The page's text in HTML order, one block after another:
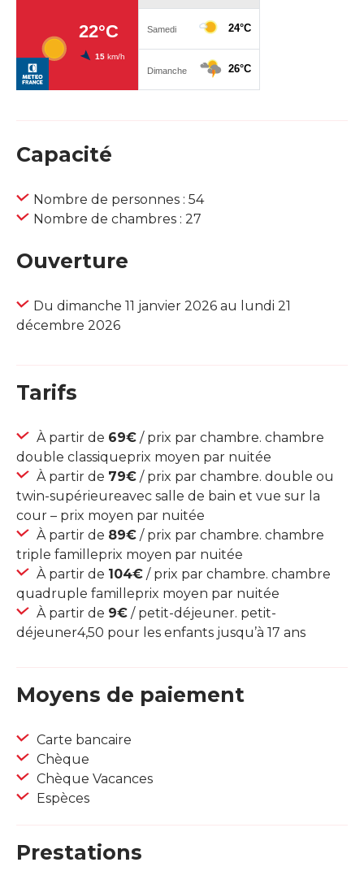
Capacité
Nombre de personnes : 54
Nombre de chambres : 27
Ouverture
Du dimanche 11 janvier 2026 au lundi 21
décembre 2026
Tarifs
À partir de 69€ / prix par chambre. chambre
double classiqueprix moyen par nuitée
À partir de 79€ / prix par chambre. double ou
twin-supérieureavec salle de bain et vue sur la
cour – prix moyen par nuitée
À partir de 89€ / prix par chambre. chambre
triple familleprix moyen par nuitée
À partir de 104€ / prix par chambre. chambre
quadruple familleprix moyen par nuitée
À partir de 9€ / petit-déjeuner. petit-
déjeuner4,50 pour les enfants jusqu’à 17 ans
Moyens de paiement
Carte bancaire
Chèque
Chèque Vacances
Espèces
Prestations